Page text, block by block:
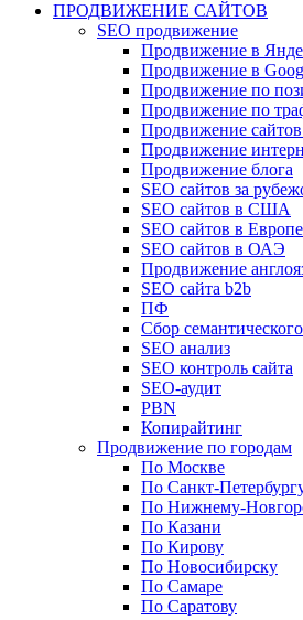
ПРОДВИЖЕНИЕ САЙТОВ
SEO продвижение
Продвижение в
Продвижение в
Продвижение по
Продвижение по
Продвижение сайтов
Продвижение
Продвижение блога
SEO сайтов за
SEO сайтов в США
SEO сайтов в Европе
SEO сайтов в ОАЭ
Продвижение
SEO сайта b2b
ПФ
Сбор
SEO анализ
SEO контроль сайта
SEO-аудит
PBN
Копирайтинг
Продвижение по городам
По Москве
По Санкт-
По Нижнему-
По Казани
По Кирову
По Новосибирску
По Самаре
По Саратову